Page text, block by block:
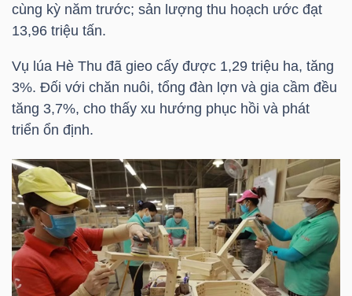
cùng kỳ năm trước; sản lượng thu hoạch ước đạt
13,96 triệu tấn.
Vụ lúa Hè Thu đã gieo cấy được 1,29 triệu ha, tăng
3%. Đối với chăn nuôi, tổng đàn lợn và gia cầm đều
tăng 3,7%, cho thấy xu hướng phục hồi và phát
triển ổn định.
CÔNG
CỤ
ĐẦU
TƯ
TRUY
XUẤT
DỮ
LIỆU
Ngành